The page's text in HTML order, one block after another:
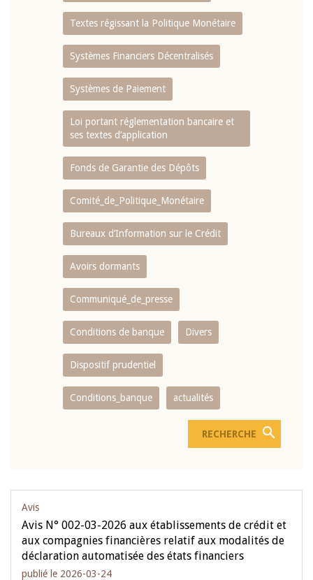
Textes régissant la Politique Monétaire
Systèmes Financiers Décentralisés
Systèmes de Paiement
Loi portant réglementation bancaire et
ses textes d’application
Fonds de Garantie des Dépôts
Comité_de_Politique_Monétaire
Bureaux d’Information sur le Crédit
Avoirs dormants
Communiqué_de_presse
Conditions de banque Divers
Dispositif prudentiel
Conditions_banque actualités
Avis
Avis N° 002-03-2026 aux établissements de crédit et
aux compagnies financières relatif aux modalités de
déclaration automatisée des états financiers
publié le 2026-03-24